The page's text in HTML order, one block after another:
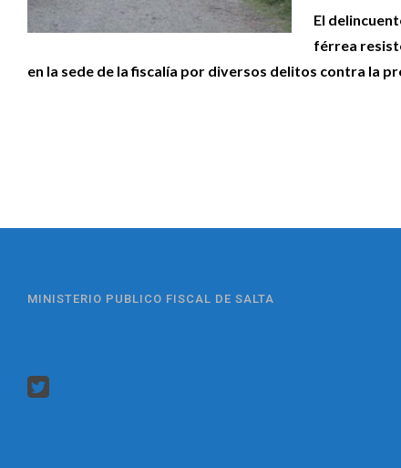
El
férrea
en la sede de la fiscalía por diversos delitos contra la
MINISTERIO PUBLICO FISCAL DE SALTA